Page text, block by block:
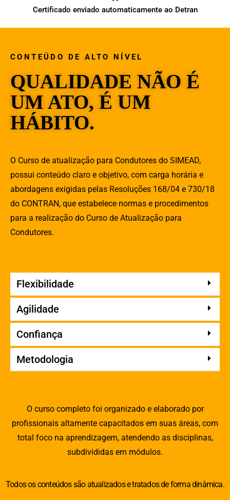
Certificado enviado automaticamente ao Detran
CONTEÚDO DE ALTO NÍVEL
QUALIDADE NÃO É
UM ATO, É UM
HÁBITO.
O Curso de atualização para Condutores do SIMEAD,
possui conteúdo claro e objetivo, com carga horária e
abordagens exigidas pelas Resoluções 168/04 e 730/18
do CONTRAN, que estabelece normas e procedimentos
para a realização do Curso de Atualização para
Condutores.
Flexibilidade
Agilidade
Confiança
Metodologia
O curso completo foi organizado e elaborado por
profissionais altamente capacitados em suas áreas, com
total foco na aprendizagem, atendendo as disciplinas,
subdivididas em módulos.
Todos os conteúdos são atualizados e tratados de forma dinâmica.